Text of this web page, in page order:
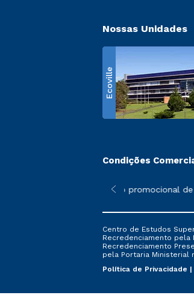
Nossas Unidades
Ecoville
Condições
sofrer alterações nos períodos de
*A condição promocional de 1ª
Centro de Estudos
Recredenciamento pela
Recredenciamento
pela Portaria Ministerial nº
Política de Privacidade